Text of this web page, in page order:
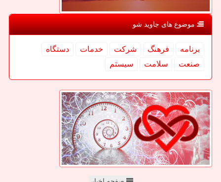
موضوع های جاوید شو
برنامه فرهنگ شركت خدمات
دستگاه
صنعت
سلامت سیستم